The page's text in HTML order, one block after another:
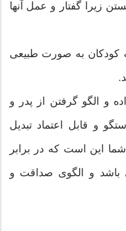
زیرا گفتار و عمل آنها
کودکان به صورت طبیعی
و الگو گرفتن از پدر و
و قابل اعتماد تبدیل
این است که در برابر
باشد و الگوی صداقت و